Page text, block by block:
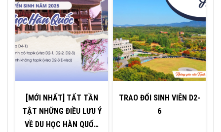
[MỚI NHẤT] TẤT TẦN
TẬT NHỮNG ĐIỀU LƯU Ý
VỀ DU HỌC HÀN QUỐC
TRAO ĐỔI SINH VIÊN D2-
6